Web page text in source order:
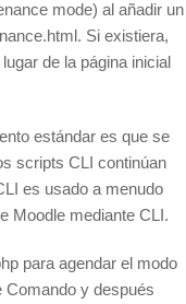
mode) al añadir un
Si existiera,
de la página inicial
estándar es que se
scripts CLI continúan
es usado a menudo
Moodle mediante CLI.
para agendar el modo
Comando y después